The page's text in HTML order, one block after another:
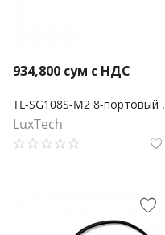
934,800 сум с НДС
TL-SG108S-M2
LuxTech